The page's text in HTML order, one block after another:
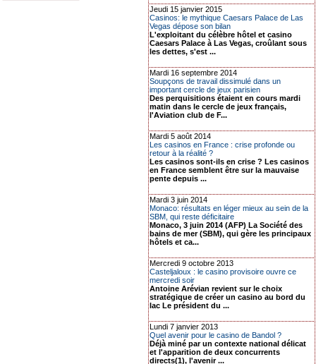
Jeudi 15 janvier 2015
Casinos: le mythique Caesars Palace de Las
Vegas dépose son bilan
L'exploitant du célèbre hôtel et casino
Caesars Palace à Las Vegas, croûlant sous
les dettes, s'est ...
Mardi 16 septembre 2014
Soupçons de travail dissimulé dans un
important cercle de jeux parisien
Des perquisitions étaient en cours mardi
matin dans le cercle de jeux français,
l'Aviation club de F...
Mardi 5 août 2014
Les casinos en France : crise profonde ou
retour à la réalité ?
Les casinos sont-ils en crise ? Les casinos
en France semblent être sur la mauvaise
pente depuis ...
Mardi 3 juin 2014
Monaco: résultats en léger mieux au sein de la
SBM, qui reste déficitaire
Monaco, 3 juin 2014 (AFP) La Société des
bains de mer (SBM), qui gère les principaux
hôtels et ca...
Mercredi 9 octobre 2013
Casteljaloux : le casino provisoire ouvre ce
mercredi soir
Antoine Arévian revient sur le choix
stratégique de créer un casino au bord du
lac Le président du ...
Lundi 7 janvier 2013
Quel avenir pour le casino de Bandol ?
Déjà miné par un contexte national délicat
et l'apparition de deux concurrents
directs(1), l'avenir ...